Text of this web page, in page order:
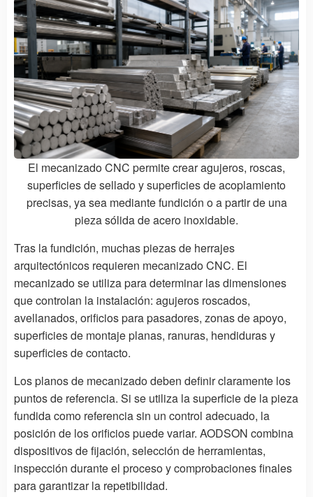
El mecanizado CNC permite crear agujeros, roscas,
superficies de sellado y superficies de acoplamiento
precisas, ya sea mediante fundición o a partir de una
pieza sólida de acero inoxidable.
Tras la fundición, muchas piezas de herrajes
arquitectónicos requieren mecanizado CNC. El
mecanizado se utiliza para determinar las dimensiones
que controlan la instalación: agujeros roscados,
avellanados, orificios para pasadores, zonas de apoyo,
superficies de montaje planas, ranuras, hendiduras y
superficies de contacto.
Los planos de mecanizado deben definir claramente los
puntos de referencia. Si se utiliza la superficie de la pieza
fundida como referencia sin un control adecuado, la
posición de los orificios puede variar. AODSON combina
dispositivos de fijación, selección de herramientas,
inspección durante el proceso y comprobaciones finales
para garantizar la repetibilidad.